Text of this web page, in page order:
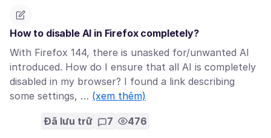
How to disable AI in Firefox completely?
With Firefox 144, there is unasked for/unwanted AI
introduced. How do I ensure that all AI is completely
disabled in my browser? I found a link describing
some settings, … (xem thêm)
Đã lưu trữ 7 476